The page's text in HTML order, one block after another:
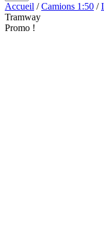
Accueil /Camions 1:50 /
Tramway
Promo !